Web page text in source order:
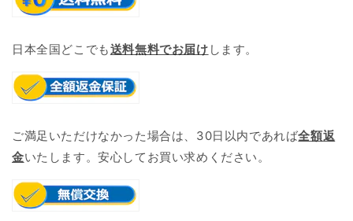
日本全国どこでも送料無料でお届け します。
ご満足いただけなかった場合は、30日以内であれば全額返
金いたします。安心してお買い求めください。